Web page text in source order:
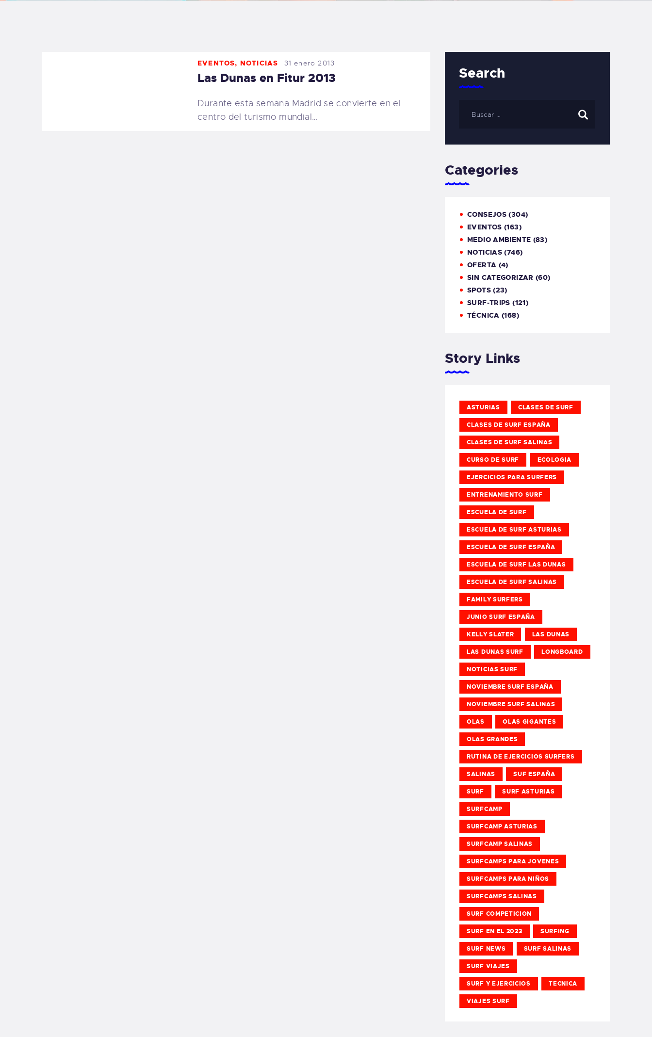
CONTACTO
CARRITO
EVENTOS, NOTICIAS 31 enero 2013
Las Dunas en Fitur 2013
Durante esta semana Madrid se convierte en el
centro del turismo mundial…
Search
Categories
CONSEJOS (304)
EVENTOS (163)
MEDIO AMBIENTE (83)
NOTICIAS (746)
OFERTA (4)
SIN CATEGORIZAR (60)
SPOTS(23)
SURF-TRIPS (121)
TÉCNICA (168)
Story Links
ASTURIAS CLASES DE SURF
CLASES DE SURF ESPAÑA
CLASES DE SURF SALINAS
CURSO DE SURF ECOLOGIA
EJERCICIOS PARA SURFERS
ENTRENAMIENTO SURF
ESCUELA DE SURF
ESCUELA DE SURF ASTURIAS
ESCUELA DE SURF ESPAÑA
ESCUELA DE SURF LAS DUNAS
ESCUELA DE SURF SALINAS
FAMILY SURFERS
JUNIO SURF ESPAÑA
KELLY SLATER LAS DUNAS
LAS DUNAS SURF LONGBOARD
NOTICIAS SURF
NOVIEMBRE SURF ESPAÑA
NOVIEMBRE SURF SALINAS
OLAS OLAS GIGANTES
OLAS GRANDES
RUTINA DE EJERCICIOS SURFERS
SALINAS SUF ESPAÑA
SURF SURF ASTURIAS
SURFCAMP
SURFCAMP ASTURIAS
SURFCAMP SALINAS
SURFCAMPS PARA JOVENES
SURFCAMPS PARA NIÑOS
SURFCAMPS SALINAS
SURF COMPETICION
SURF EN EL 2023 SURFING
SURF NEWS SURF SALINAS
SURF VIAJES
SURF Y EJERCICIOS TECNICA
VIAJES SURF